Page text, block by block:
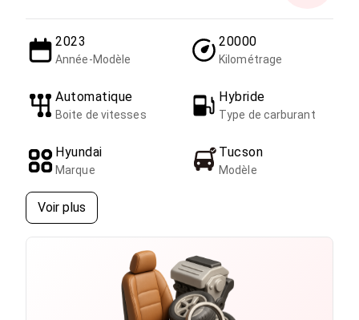
2023
Année-Modèle
20000
Kilométrage
Automatique
Boite de vitesses
Hybride
Type de carburant
Hyundai
Marque
Tucson
Modèle
Voir plus